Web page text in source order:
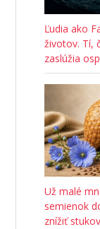
Ľudia ako
životov. Tí,
zaslúžia
Už malé
semienok
znížiť